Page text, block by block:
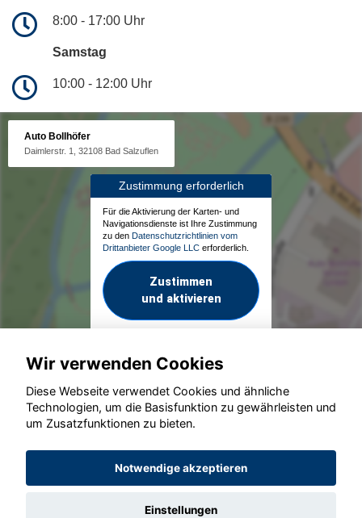
8:00 - 17:00 Uhr
Samstag
10:00 - 12:00 Uhr
Auto Bollhöfer
Daimlerstr. 1, 32108 Bad Salzuflen
Zustimmung erforderlich
Für die Aktivierung der Karten- und
Navigationsdienste ist Ihre Zustimmung
zu den Datenschutzrichtlinien vom
Drittanbieter Google LLC erforderlich.
Zustimmen
und aktivieren
© konjunkturmotor.de GmbH 2020 - 2026
Wir verwenden Cookies
Diese Webseite verwendet Cookies und ähnliche
Technologien, um die Basisfunktion zu gewährleisten und
um Zusatzfunktionen zu bieten.
Notwendige akzeptieren
Einstellungen